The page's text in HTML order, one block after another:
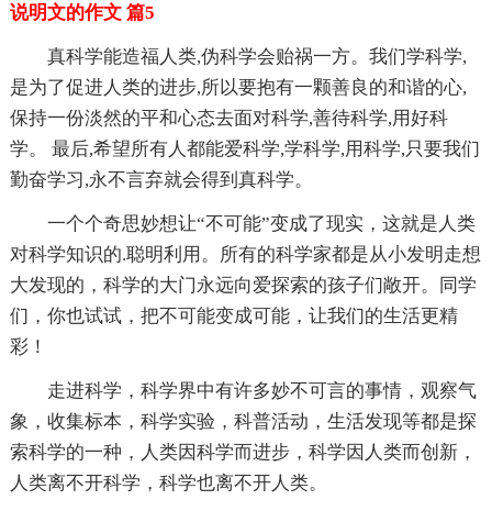
说明文的作文 篇5
真科学能造福人类,伪科学会贻祸一方。我们学科学,
是为了促进人类的进步,所以要抱有一颗善良的和谐的心,
保持一份淡然的平和心态去面对科学,善待科学,用好科
学。 最后,希望所有人都能爱科学,学科学,用科学,只要我们
勤奋学习,永不言弃就会得到真科学。
一个个奇思妙想让“不可能”变成了现实，这就是人类
对科学知识的.聪明利用。所有的科学家都是从小发明走想
大发现的，科学的大门永远向爱探索的孩子们敞开。同学
们，你也试试，把不可能变成可能，让我们的生活更精
彩！
走进科学，科学界中有许多妙不可言的事情，观察气
象，收集标本，科学实验，科普活动，生活发现等都是探
索科学的一种，人类因科学而进步，科学因人类而创新，
人类离不开科学，科学也离不开人类。